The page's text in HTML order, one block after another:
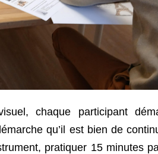
chaque participant
qu’il est bien de
pratiquer 15 minutes